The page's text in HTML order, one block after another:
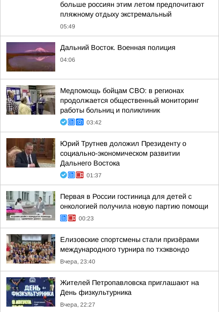
больше россиян этим летом предпочитают
пляжному отдыху экстремальный
05:49
Дальний Восток. Военная полиция
04:06
Медпомощь бойцам СВО: в регионах
продолжается общественный мониторинг
работы больниц и поликлиник
03:42
Юрий Трутнев доложил Президенту о
социально-экономическом развитии
Дальнего Востока
01:37
Первая в России гостиница для детей с
онкологией получила новую партию помощи
00:23
Елизовские спортсмены стали призёрами
международного турнира по тхэквондо
Вчера, 23:40
Жителей Петропавловска приглашают на
День физкультурника
Вчера, 22:27